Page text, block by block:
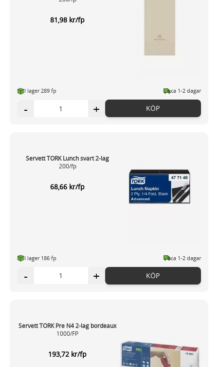
81,98 kr/fp
I lager 289 fp ca 1-2 dagar
- + KÖP
Servett TORK Lunch svart 2-lag
200/fp
68,66 kr/fp
I lager 186 fp ca 1-2 dagar
- + KÖP
Servett TORK Pre N4 2-lag bordeaux
1000/FP
193,72 kr/fp